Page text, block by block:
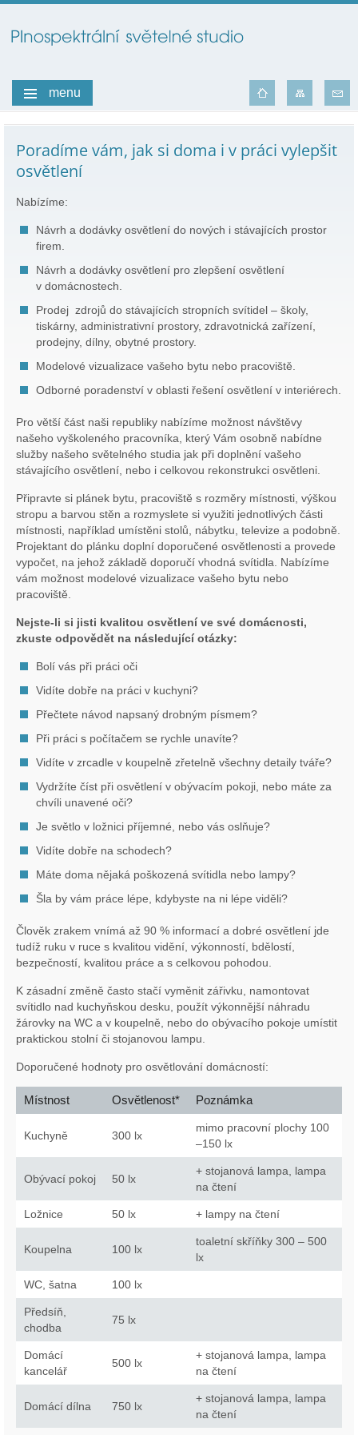
menu
Poradíme vám, jak si doma i v práci vylepšit
osvětlení
Nabízíme:
Návrh a dodávky osvětlení do nových i stávajících prostor
firem.
Návrh a dodávky osvětlení pro zlepšení osvětlení
v domácnostech.
Prodej zdrojů do stávajících stropních svítidel – školy,
tiskárny, administrativní prostory, zdravotnická zařízení,
prodejny, dílny, obytné prostory.
Modelové vizualizace vašeho bytu nebo pracoviště.
Odborné poradenství v oblasti řešení osvětlení v interiérech.
Pro větší část naši republiky nabízíme možnost návštěvy
našeho vyškoleného pracovníka, který Vám osobně nabídne
služby našeho světelného studia jak při doplnění vašeho
stávajícího osvětlení, nebo i celkovou rekonstrukci osvětleni.
Připravte si plánek bytu, pracoviště s rozměry místnosti, výškou
stropu a barvou stěn a rozmyslete si využiti jednotlivých části
místnosti, například umístěni stolů, nábytku, televize a podobně.
Projektant do plánku doplní doporučené osvětlenosti a provede
vypočet, na jehož základě doporučí vhodná svítidla. Nabízíme
vám možnost modelové vizualizace vašeho bytu nebo
pracoviště.
Nejste-li si jisti kvalitou osvětlení ve své domácnosti,
zkuste odpovědět na následující otázky:
Bolí vás při práci oči
Vidíte dobře na práci v kuchyni?
Přečtete návod napsaný drobným písmem?
Při práci s počítačem se rychle unavíte?
Vidíte v zrcadle v koupelně zřetelně všechny detaily tváře?
Vydržíte číst při osvětlení v obývacím pokoji, nebo máte za
chvíli unavené oči?
Je světlo v ložnici příjemné, nebo vás oslňuje?
Vidíte dobře na schodech?
Máte doma nějaká poškozená svítidla nebo lampy?
Šla by vám práce lépe, kdybyste na ni lépe viděli?
Člověk zrakem vnímá až 90 % informací a dobré osvětlení jde
tudíž ruku v ruce s kvalitou vidění, výkonností, bdělostí,
bezpečností, kvalitou práce a s celkovou pohodou.
K zásadní změně často stačí vyměnit zářivku, namontovat
svítidlo nad kuchyňskou desku, použít výkonnější náhradu
žárovky na WC a v koupelně, nebo do obývacího pokoje umístit
praktickou stolní či stojanovou lampu.
Doporučené hodnoty pro osvětlování domácností:
Místnost Osvětlenost* Poznámka
Kuchyně 300 lx
mimo pracovní plochy 100
–150 lx
Obývací pokoj 50 lx
+ stojanová lampa, lampa
na čtení
Ložnice 50 lx + lampy na čtení
Koupelna 100 lx
toaletní skříňky 300 – 500
lx
WC, šatna 100 lx
Předsíň,
chodba
75 lx
Domácí
kancelář
500 lx
+ stojanová lampa, lampa
na čtení
Domácí dílna 750 lx
+ stojanová lampa, lampa
na čtení